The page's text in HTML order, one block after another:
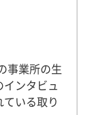
事業所の生
ンタビュ
いる取り